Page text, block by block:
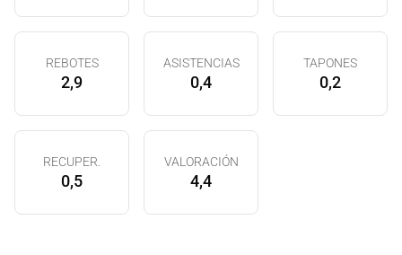
REBOTES
2,9
ASISTENCIAS
0,4
TAPONES
0,2
RECUPER.
0,5
VALORACIÓN
4,4